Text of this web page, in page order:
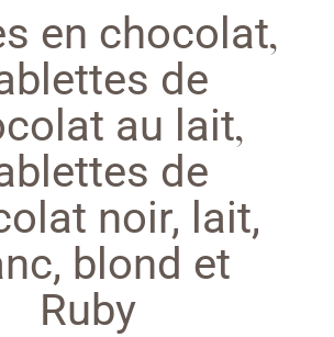
en chocolat,
de
au lait,
de
noir, lait,
blond et
Ruby